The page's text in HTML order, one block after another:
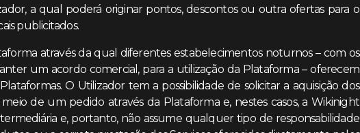
a qual poderá originar pontos, descontos ou outra ofertas para o
publicitados.
através da qual diferentes estabelecimentos noturnos – com os
um acordo comercial, para a utilização da Plataforma – oferecem
O Utilizador tem a possibilidade de solicitar a aquisição dos
de um pedido através da Plataforma e, nestes casos, a Wikinight
e, portanto, não assume qualquer tipo de responsabilidade